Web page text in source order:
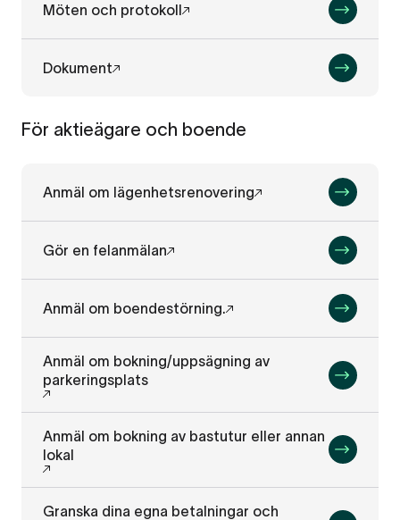
Möten och protokoll
Dokument
För aktieägare och boende
Anmäl om lägenhetsrenovering
Gör en felanmälan
Anmäl om boendestörning.
Anmäl om bokning/uppsägning av
parkeringsplats
Anmäl om bokning av bastutur eller annan
lokal
Granska dina egna betalningar och